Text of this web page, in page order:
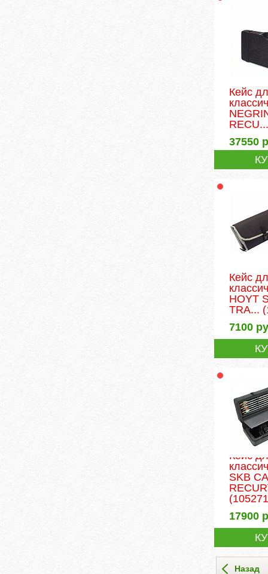
Кейс
37550
Кейс
HOYT
TRA...
7100
Кейс
SKB
17900
Назад